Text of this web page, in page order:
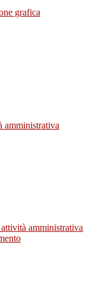
grafica
amministrativa
amministrativa